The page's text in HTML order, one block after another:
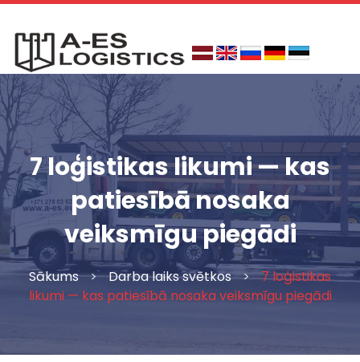
Skip
content
7 loģistikas likumi — kas
patiesībā nosaka
veiksmīgu piegādi
Sākums > Darba laiks svētkos > 7 loģistikas
likumi — kas patiesībā nosaka veiksmīgu piegādi